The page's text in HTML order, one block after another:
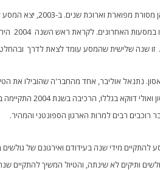
עדיין
זו שנה שלישית שהמסע עומד לצאת לדרך
ב- 3 ביולי 2004 קרה אסון. נתנאל אוליבר, אחד מהחבר'ה
דוידוב ברמת
רוכבים רבים למרות הארגון הספונטני והמהיר.
מידי שנה בעידודם ואירגונם של
ותיקים לא שינתה, והטיול המשיך